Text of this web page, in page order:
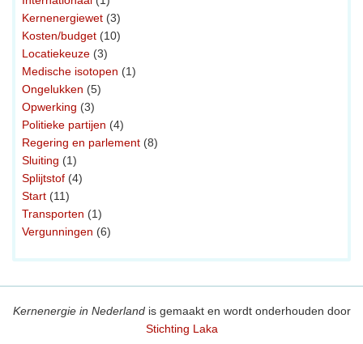
Kernenergiewet (3)
Kosten/budget (10)
Locatiekeuze (3)
Medische isotopen (1)
Ongelukken (5)
Opwerking (3)
Politieke partijen (4)
Regering en parlement (8)
Sluiting (1)
Splijtstof (4)
Start (11)
Transporten (1)
Vergunningen (6)
Kernenergie in Nederlandis gemaakt en wordt onderhouden door
Stichting Laka